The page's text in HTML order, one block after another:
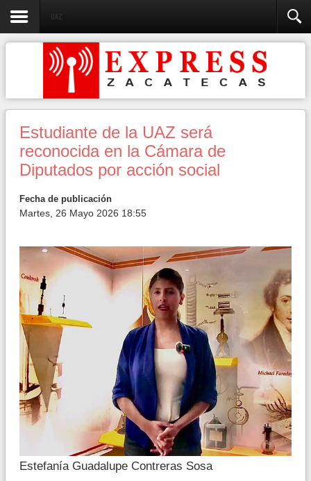
UAZ
Estudiante de la UAZ será
reconocida en la Cámara de
Diputados por acción social
Fecha de publicación
Martes, 26 Mayo 2026 18:55
Estefanía Guadalupe Contreras Sosa